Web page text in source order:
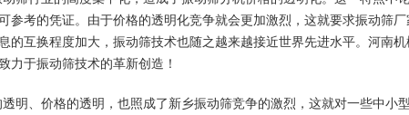
参考的凭证。由于价格的透明化竞争就会更加激烈，这就要求振动筛厂
的互换程度加大，振动筛技术也随之越来越接近世界先进水平。河南
力于振动筛技术的革新创造！
明、价格的透明，也照成了新乡振动筛竞争的激烈，这就对一些中小